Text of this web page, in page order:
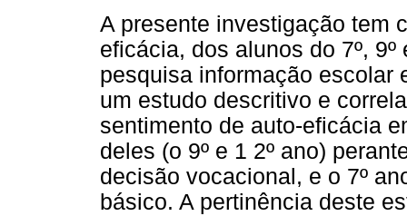
A presente investigação tem
eficácia, dos alunos do 7º,
pesquisa informação escolar
um estudo descritivo e
sentimento de auto-eficácia
deles (o 9º e 1 2º ano)
decisão vocacional, e o 7º
básico. A pertinência deste